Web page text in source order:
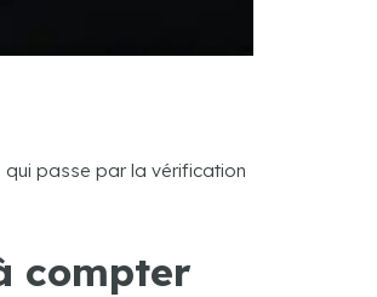
qui passe par la vérification
compter